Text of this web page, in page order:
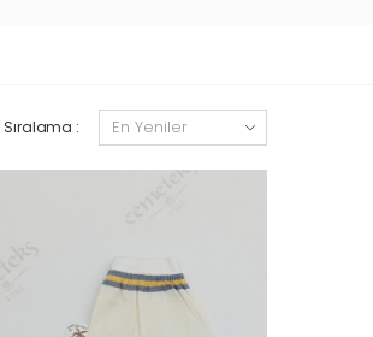
Sıralama :